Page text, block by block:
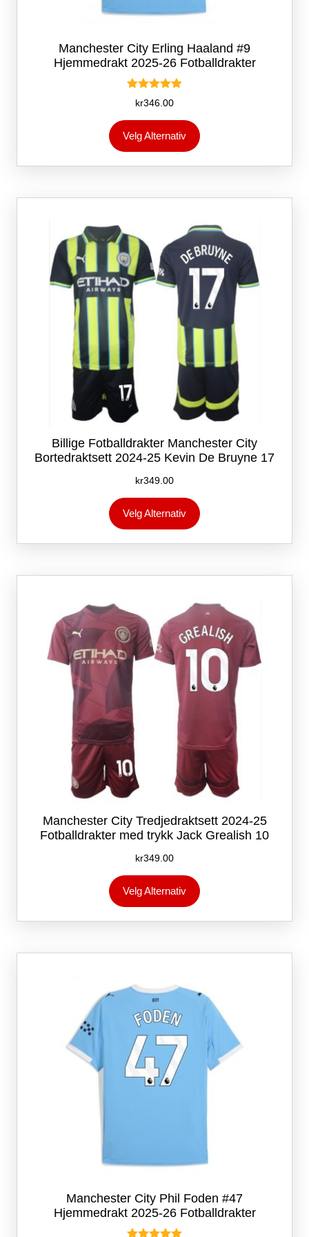
Manchester City Erling Haaland #9
Hjemmedrakt 2025-26 Fotballdrakter
Vurdert
5.00
av 5
kr346.00
Velg Alternativ
produktet
flere
Alternativene
velges
på
produktsiden
Billige Fotballdrakter Manchester City
Bortedraktsett 2024-25 Kevin De Bruyne 17
kr349.00
Velg Alternativ
produktet
flere
Alternativene
velges
på
produktsiden
Manchester City Tredjedraktsett 2024-25
Fotballdrakter med trykk Jack Grealish 10
kr349.00
Velg Alternativ
produktet
flere
Alternativene
på
produktsiden
Manchester City Phil Foden #47
Hjemmedrakt 2025-26 Fotballdrakter